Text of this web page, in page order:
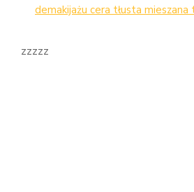
demakijażu cera tłusta
zzzzz